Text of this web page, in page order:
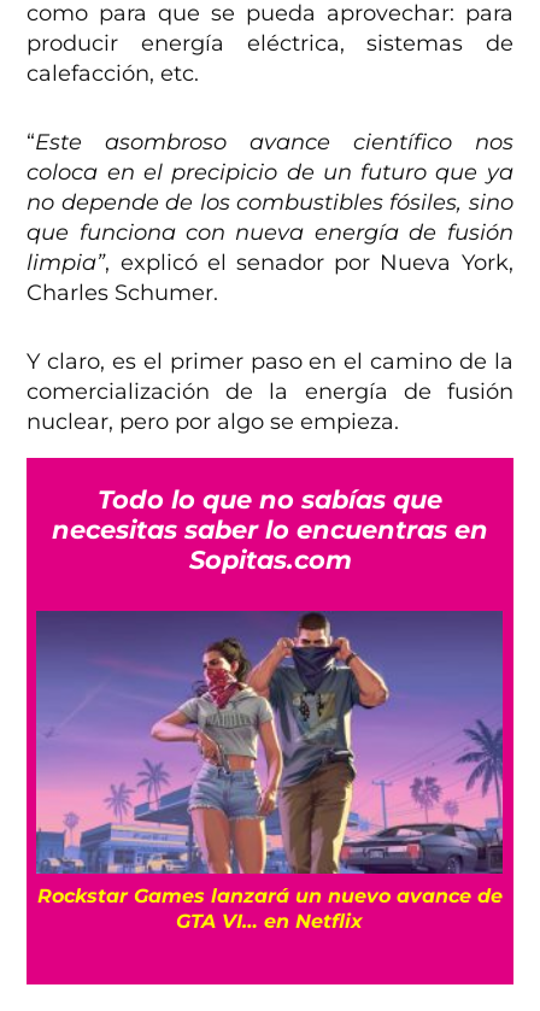
como para que se pueda aprovechar: para
producir energía eléctrica, sistemas de
calefacción, etc.
“Este asombroso avance científico nos
coloca en el precipicio de un futuro que ya
no depende de los combustibles fósiles, sino
que funciona con nueva energía de fusión
limpia”, explicó el senador por Nueva York,
Charles Schumer.
Y claro, es el primer paso en el camino de la
comercialización de la energía de fusión
nuclear, pero por algo se empieza.
Todo lo que no sabías que
necesitas saber lo encuentras en
Sopitas.com
Rockstar Games lanzará un nuevo avance de
GTA VI… en Netflix